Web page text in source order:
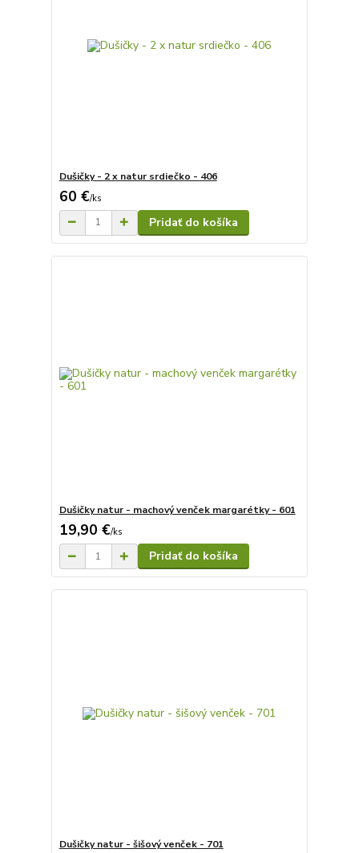
Dušičky - 2 x natur srdiečko - 406
60 €/ks
Pridať do košíka
Dušičky natur - machový venček margarétky - 601
19,90 €/ks
Pridať do košíka
Dušičky natur - šišový venček - 701